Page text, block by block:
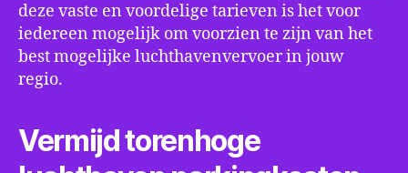
deze vaste en voordelige tarieven is het voor
iedereen mogelijk om voorzien te zijn van het
best mogelijke luchthavenvervoer in jouw
regio.
Vermijd torenhoge